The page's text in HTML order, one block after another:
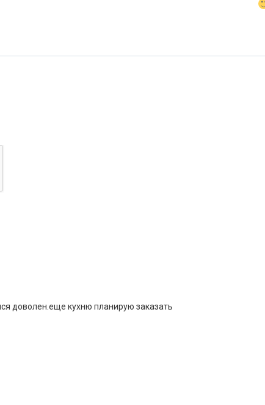
доволен.еще кухню планирую заказать